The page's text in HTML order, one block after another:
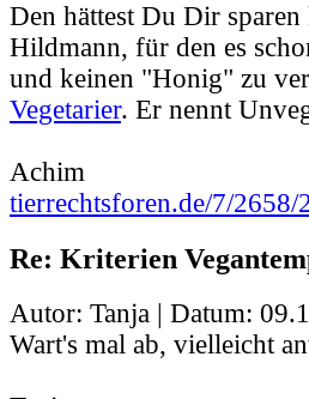
Den hättest Du Dir
Hildmann, für den es
und keinen "Honig" zu
Vegetarier. Er nennt
Achim
tierrechtsforen.de/7/2658/
Re: Kriterien
Autor: Tanja | Datum:
Wart's mal ab, vielleicht